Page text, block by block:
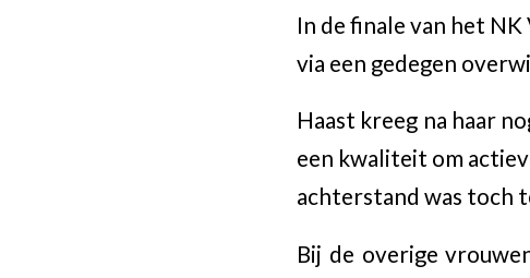
In de finale van het
via een gedegen
Haast kreeg na haar
een kwaliteit om
achterstand was toch
Bij de overige